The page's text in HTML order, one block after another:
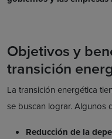
Objetivos y
transición
La transición energética
se buscan lograr. Algunos
Reducción de la